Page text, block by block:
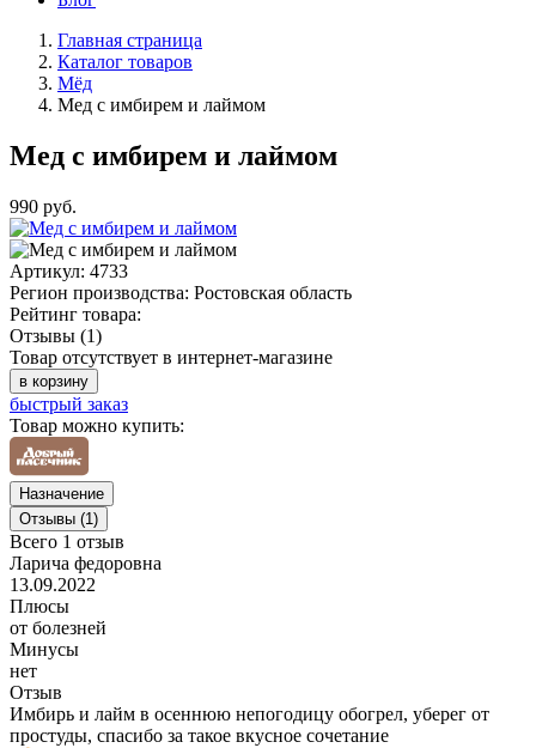
Главная страница
Каталог товаров
Мёд
Мед с имбирем и лаймом
Мед с имбирем и лаймом
990 руб.
Артикул: 4733
Регион производства: Ростовская область
Рейтинг товара:
Отзывы (1)
Товар отсутствует в интернет-магазине
в корзину
быстрый заказ
Товар можно купить:
Назначение
Отзывы (1)
Всего 1 отзыв
Ларича федоровна
13.09.2022
Плюсы
от болезней
Минусы
нет
Отзыв
Имбирь и лайм в осеннюю непогодицу обогрел, уберег от
простуды, спасибо за такое вкусное сочетание